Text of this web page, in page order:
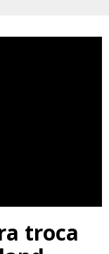
troca